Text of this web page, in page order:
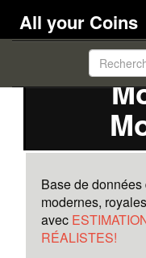
All your Coins
Base de
modernes,
avec
RÉALISTES!